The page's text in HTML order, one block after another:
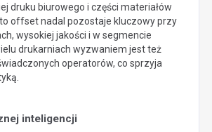
druku biurowego i części materiałów
offset nadal pozostaje kluczowy przy
wysokiej jakości i w segmencie
drukarniach wyzwaniem jest też
operatorów, co sprzyja
inteligencji